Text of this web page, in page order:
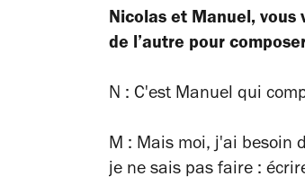
Nicolas et Manuel, vous
de l’autre pour
N : C'est Manuel qui
M : Mais moi, j'ai besoin
je ne sais pas faire :